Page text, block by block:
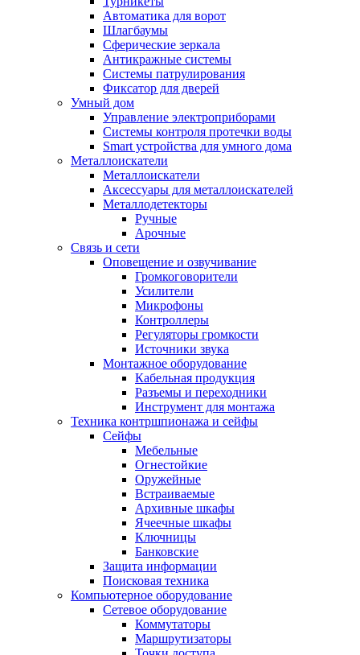
Автоматика для ворот
Шлагбаумы
Сферические зеркала
Антикражные системы
Системы патрулирования
Фиксатор для дверей
Умный дом
Управление электроприборами
Системы контроля протечки воды
Smart устройства для умного дома
Металлоискатели
Металлоискатели
Аксессуары для металлоискателей
Металлодетекторы
Ручные
Арочные
Связь и сети
Оповещение и озвучивание
Громкоговорители
Усилители
Микрофоны
Контроллеры
Регуляторы громкости
Источники звука
Монтажное оборудование
Кабельная продукция
Разъемы и переходники
Инструмент для монтажа
Техника контршпионажа и сейфы
Сейфы
Мебельные
Огнестойкие
Оружейные
Встраиваемые
Архивные шкафы
Ячеечные шкафы
Ключницы
Банковские
Защита информации
Поисковая техника
Компьютерное оборудование
Сетевое оборудование
Коммутаторы
Маршрутизаторы